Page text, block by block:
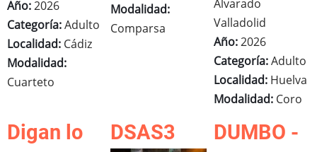
Año:2026
Categoría:Adulto
Localidad: Cádiz
Modalidad:
Cuarteto
Modalidad:
Comparsa
Alvarado
Valladolid
Año:2026
Categoría:Adulto
Localidad: Huelva
Modalidad: Coro
Digan lo
DSAS3
DUMBO -